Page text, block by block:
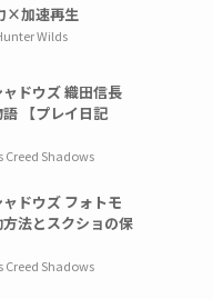
×加速再生
Wilds
ドウズ 織田信長
【プレイ日記
Creed Shadows
ドウズ フォトモ
法とスクショの保
Creed Shadows